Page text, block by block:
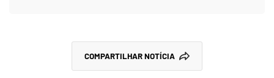
COMPARTILHAR NOTÍCIA